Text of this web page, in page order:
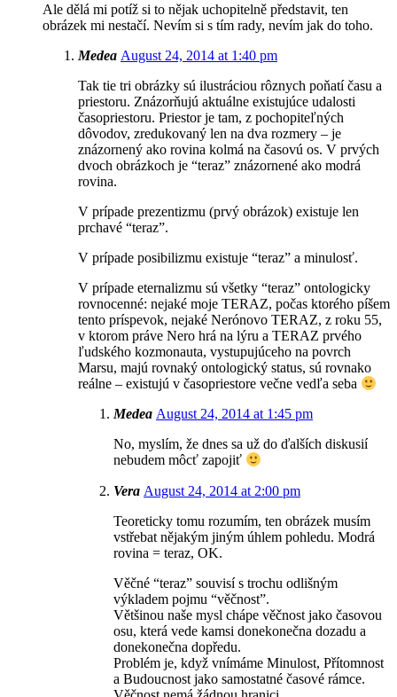
Ale dělá mi potíž si to nějak uchopitelně představit, ten
obrázek mi nestačí. Nevím si s tím rady, nevím jak do toho.
Medea August 24, 2014 at 1:40 pm
Tak tie tri obrázky sú ilustráciou rôznych poňatí času a
priestoru. Znázorňujú aktuálne existujúce udalosti
časopriestoru. Priestor je tam, z pochopiteľných
dôvodov, zredukovaný len na dva rozmery – je
znázornený ako rovina kolmá na časovú os. V prvých
dvoch obrázkoch je “teraz” znázornené ako modrá
rovina.
V prípade prezentizmu (prvý obrázok) existuje len
prchavé “teraz”.
V prípade posibilizmu existuje “teraz” a minulosť.
V prípade eternalizmu sú všetky “teraz” ontologicky
rovnocenné: nejaké moje TERAZ, počas ktorého píšem
tento príspevok, nejaké Nerónovo TERAZ, z roku 55,
v ktorom práve Nero hrá na lýru a TERAZ prvého
ľudského kozmonauta, vystupujúceho na povrch
Marsu, majú rovnaký ontologický status, sú rovnako
reálne – existujú v časopriestore večne vedľa seba
Medea August 24, 2014 at 1:45 pm
No, myslím, že dnes sa už do ďalších diskusií
nebudem môcť zapojiť
Vera August 24, 2014 at 2:00 pm
Teoreticky tomu rozumím, ten obrázek musím
vstřebat nějakým jiným úhlem pohledu. Modrá
rovina = teraz, OK.
Věčné “teraz” souvisí s trochu odlišným
výkladem pojmu “věčnost”.
Většinou naše mysl chápe věčnost jako časovou
osu, která vede kamsi donekonečna dozadu a
donekonečna dopředu.
Problém je, když vnímáme Minulost, Přítomnost
a Budoucnost jako samostatné časové rámce.